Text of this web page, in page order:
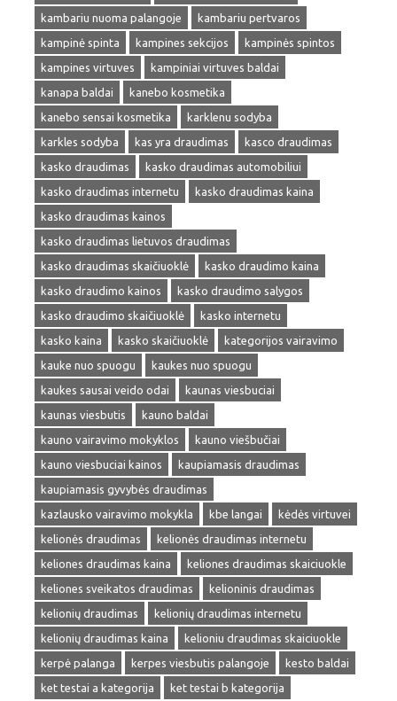
kambariu nuoma palangoje
kambariu pertvaros
kampinė spinta
kampines sekcijos
kampinės spintos
kampines virtuves
kampiniai virtuves baldai
kanapa baldai
kanebo kosmetika
kanebo sensai kosmetika
karklenu sodyba
karkles sodyba
kas yra draudimas
kasco draudimas
kasko draudimas
kasko draudimas automobiliui
kasko draudimas internetu
kasko draudimas kaina
kasko draudimas kainos
kasko draudimas lietuvos draudimas
kasko draudimas skaičiuoklė
kasko draudimo kaina
kasko draudimo kainos
kasko draudimo salygos
kasko draudimo skaičiuoklė
kasko internetu
kasko kaina
kasko skaičiuoklė
kategorijos vairavimo
kauke nuo spuogu
kaukes nuo spuogu
kaukes sausai veido odai
kaunas viesbuciai
kaunas viesbutis
kauno baldai
kauno vairavimo mokyklos
kauno viešbučiai
kauno viesbuciai kainos
kaupiamasis draudimas
kaupiamasis gyvybės draudimas
kazlausko vairavimo mokykla
kbe langai
kėdės virtuvei
kelionės draudimas
kelionės draudimas internetu
keliones draudimas kaina
keliones draudimas skaiciuokle
keliones sveikatos draudimas
kelioninis draudimas
kelionių draudimas
kelionių draudimas internetu
kelionių draudimas kaina
kelioniu draudimas skaiciuokle
kerpė palanga
kerpes viesbutis palangoje
kesto baldai
ket testai a kategorija
ket testai b kategorija